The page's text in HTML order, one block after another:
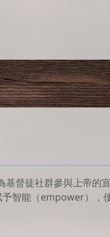
督徒社群參與上帝的
智能（empower），